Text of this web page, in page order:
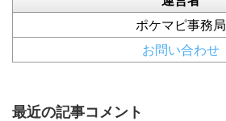
ポケマピ事務局
お問い合わせ
最近の記事コメント